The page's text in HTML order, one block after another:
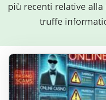
più recenti relative
truffe